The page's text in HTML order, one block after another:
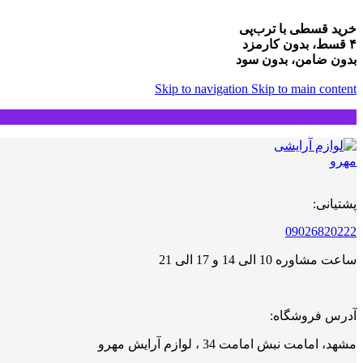
خرید قسطی با ترب‌پی
۴ قسط، بدون کارمزد
بدون ضامن، بدون سود
Skip to navigation Skip to main content
پشتیانی:
09026820222
ساعت مشاوره 10 الی 14 و 17 الی 21
آدرس فروشگاه:
مشهد، امامت نبش امامت 34 ، لوازم آرایش مهرو